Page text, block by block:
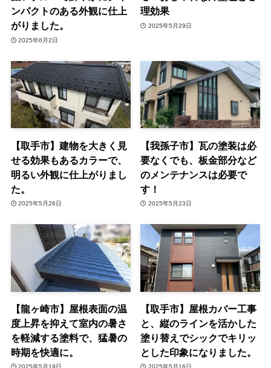
ンパクトのある外観に仕上
がりました。
2025年6月2日
理効果
2025年5月29日
【取手市】建物を大きく見
せる効果もあるカラーで、
明るい外観に仕上がりまし
た。
2025年5月26日
【我孫子市】瓦の塗装は必
要なくでも、板金部分など
のメンテナンスは必要で
す！
2025年5月23日
【龍ヶ崎市】屋根表面の温
度上昇を抑えて室内の暑さ
を軽減する塗料で、猛暑の
時期を快適に。
2025年5月19日
【取手市】屋根カバー工事
と、縦のラインを活かした
塗り替えでシックでキリッ
とした印象になりました。
2025年5月16日